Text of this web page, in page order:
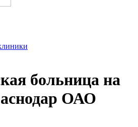
больница на
ОАО